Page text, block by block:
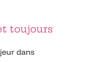
toujours
dans